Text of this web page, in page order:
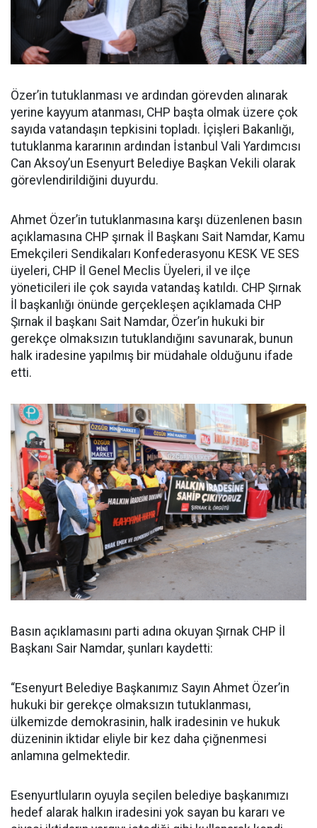
Özer’in tutuklanması ve ardından görevden alınarak
yerine kayyum atanması, CHP başta olmak üzere çok
sayıda vatandaşın tepkisini topladı. İçişleri Bakanlığı,
tutuklanma kararının ardından İstanbul Vali Yardımcısı
Can Aksoy’un Esenyurt Belediye Başkan Vekili olarak
görevlendirildiğini duyurdu.
Ahmet Özer’in tutuklanmasına karşı düzenlenen basın
açıklamasına CHP şırnak İl Başkanı Sait Namdar, Kamu
Emekçileri Sendikaları Konfederasyonu KESK VE SES
üyeleri, CHP İl Genel Meclis Üyeleri, il ve ilçe
yöneticileri ile çok sayıda vatandaş katıldı. CHP Şırnak
İl başkanlığı önünde gerçekleşen açıklamada CHP
Şırnak il başkanı Sait Namdar, Özer’in hukuki bir
gerekçe olmaksızın tutuklandığını savunarak, bunun
halk iradesine yapılmış bir müdahale olduğunu ifade
etti.
Basın açıklamasını parti adına okuyan Şırnak CHP İl
Başkanı Sair Namdar, şunları kaydetti:
“Esenyurt Belediye Başkanımız Sayın Ahmet Özer’in
hukuki bir gerekçe olmaksızın tutuklanması,
ülkemizde demokrasinin, halk iradesinin ve hukuk
düzeninin iktidar eliyle bir kez daha çiğnenmesi
anlamına gelmektedir.
Esenyurtluların oyuyla seçilen belediye başkanımızı
hedef alarak halkın iradesini yok sayan bu kararı ve